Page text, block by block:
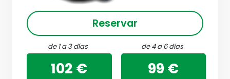
Reservar
de 1 a 3 días
102 €
de 4 a 6 días
99 €